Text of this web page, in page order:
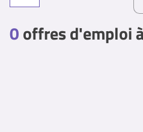
0offres d'emploi